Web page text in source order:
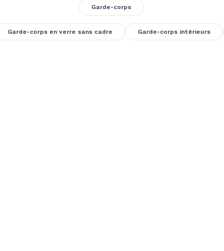
Garde-corps
Garde-corps en verre sans cadre Garde-corps intérieurs